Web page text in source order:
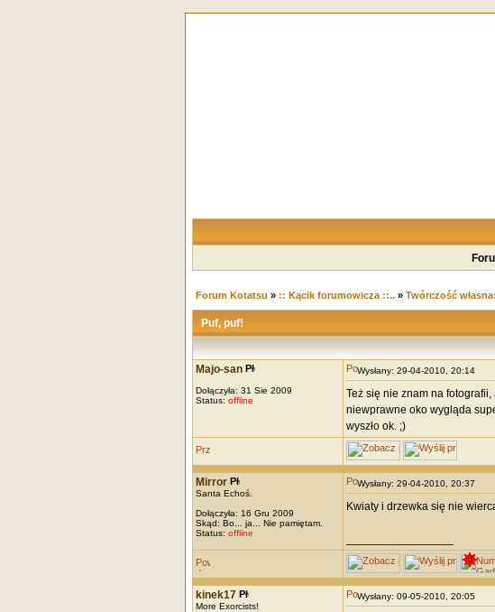
Forum Kotatsu » :: Kącik forumowicza ::..» Twórczość
Puf, puf!
Majo-san
Dołączyła: 31 Sie 2009
Status: offline
Wysłany: 29-04-2010, 20:14
Też się nie znam na
niewprawne oko wygląda
wyszło ok. ;)
Mirror
Santa Echoś.
Dołączyła: 16 Gru 2009
Skąd: Bo... ja... Nie pamiętam.
Status: offline
Wysłany: 29-04-2010, 20:37
Kwiaty i drzewka się nie
kinek17
More Exorcists!
Wysłany: 09-05-2010, 20:05